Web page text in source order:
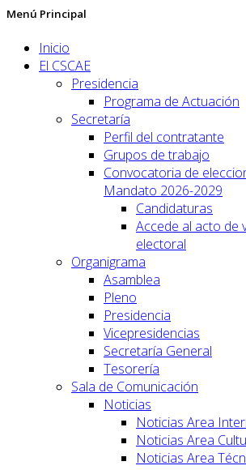
Menú Principal
Inicio
El CSCAE
Presidencia
Programa de Actuación
Secretaría
Perfil del contratante
Grupos de trabajo
Convocatoria de
Mandato 2026-2029
Candidaturas
Accede al acto de
electoral
Organigrama
Asamblea
Pleno
Presidencia
Vicepresidencias
Secretaría General
Tesorería
Sala de Comunicación
Noticias
Noticias Area
Noticias Area
Noticias Area